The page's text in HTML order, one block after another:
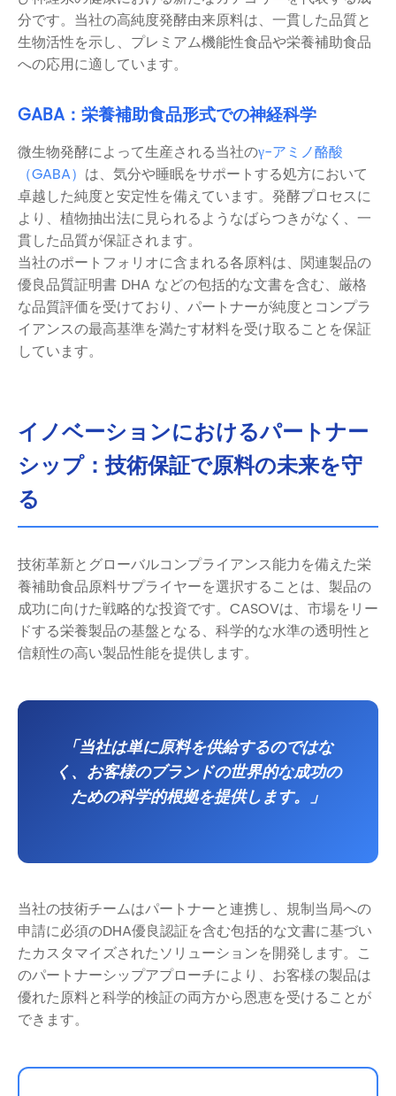
分です。当社の高純度発酵由来原料は、一貫した品質と
生物活性を示し、プレミアム機能性食品や栄養補助食品
への応用に適しています。
GABA：栄養補助食品形式での神経科学
微生物発酵によって生産される当社のγ-アミノ酪酸
（GABA） は、気分や睡眠をサポートする処方において
卓越した純度と安定性を備えています。発酵プロセスに
より、植物抽出法に見られるようなばらつきがなく、一
貫した品質が保証されます。
当社のポートフォリオに含まれる各原料は、関連製品の
優良品質証明書 DHA などの包括的な文書を含む、厳格
な品質評価を受けており、パートナーが純度とコンプラ
イアンスの最高基準を満たす材料を受け取ることを保証
しています。
イノベーションにおけるパートナー
シップ：技術保証で原料の未来を守
る
技術革新とグローバルコンプライアンス能力を備えた栄
養補助食品原料サプライヤーを選択することは、製品の
成功に向けた戦略的な投資です。CASOVは、市場をリー
ドする栄養製品の基盤となる、科学的な水準の透明性と
信頼性の高い製品性能を提供します。
「当社は単に原料を供給するのではな
く、お客様のブランドの世界的な成功の
ための科学的根拠を提供します。」
当社の技術チームはパートナーと連携し、規制当局への
申請に必須のDHA優良認証を含む包括的な文書に基づい
たカスタマイズされたソリューションを開発します。こ
のパートナーシップアプローチにより、お客様の製品は
優れた原料と科学的検証の両方から恩恵を受けることが
できます。